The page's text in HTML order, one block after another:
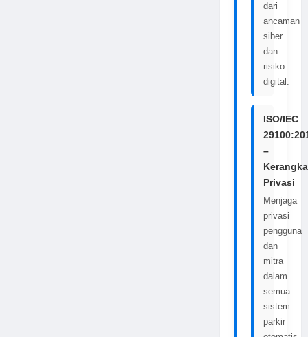
dari
ancaman
siber
dan
risiko
digital.
ISO/IEC
–
Kerangka
Privasi
Menjaga
privasi
pengguna
dan
mitra
dalam
semua
sistem
parkir